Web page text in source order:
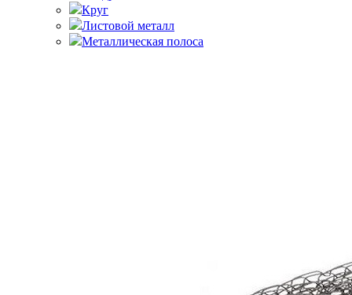
Круг
Листовой металл
Металлическая полоса